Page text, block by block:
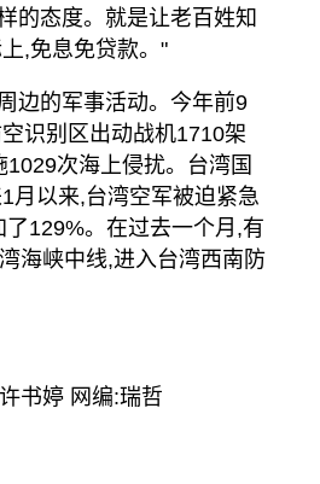
的态度。就是让老百姓知
,免息免贷款。"
边的军事活动。今年前9
识别区出动战机1710架
次海上侵扰。台湾国
月以来,台湾空军被迫紧急
129%。在过去一个月,有
海峡中线,进入台湾西南防
书婷 网编:瑞哲